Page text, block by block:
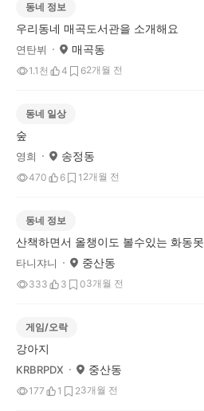
동네 정보
우리동네 매곡도서관을 소개해요
연탄뷔 매곡동
1.1천 4 62개월 전
동네 일상
숲
영희 송정동
470 6 1 2개월 전
동네 정보
산책하면서 올챙이도 볼수있는 화동못
타니쟈니 중산동
333 3 03개월 전
게임/오락
강아지
KRBRPDX 중산동
177 1 23개월 전